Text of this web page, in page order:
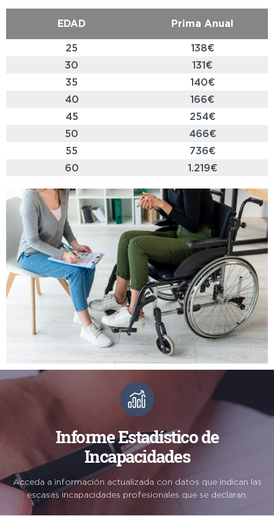
EDAD Prima Anual
25
138€
30
131€
35
140€
40
166€
45
254€
50
466€
55
736€
60
1.219€
Informe Estadístico de
Incapacidades
Acceda a información actualizada con datos que indican las
escasas incapacidades profesionales que se declaran.